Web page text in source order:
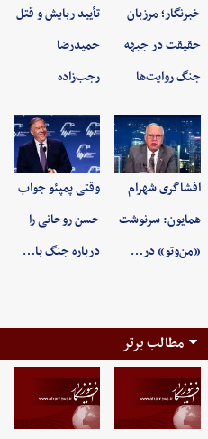
خبرنگار؛ مرزبان
حقیقت در جبهه
جنگ روایت‌ها
تأیید ربایش و قتل
حمیدرضا
رجب‌زاده
افشاگری شهرام
همایون: سرنوشت
«من‌وتو» در…
وقتی پمپئو جواب
حسن روحانی را
درباره جنگ با…
مطالب برتر